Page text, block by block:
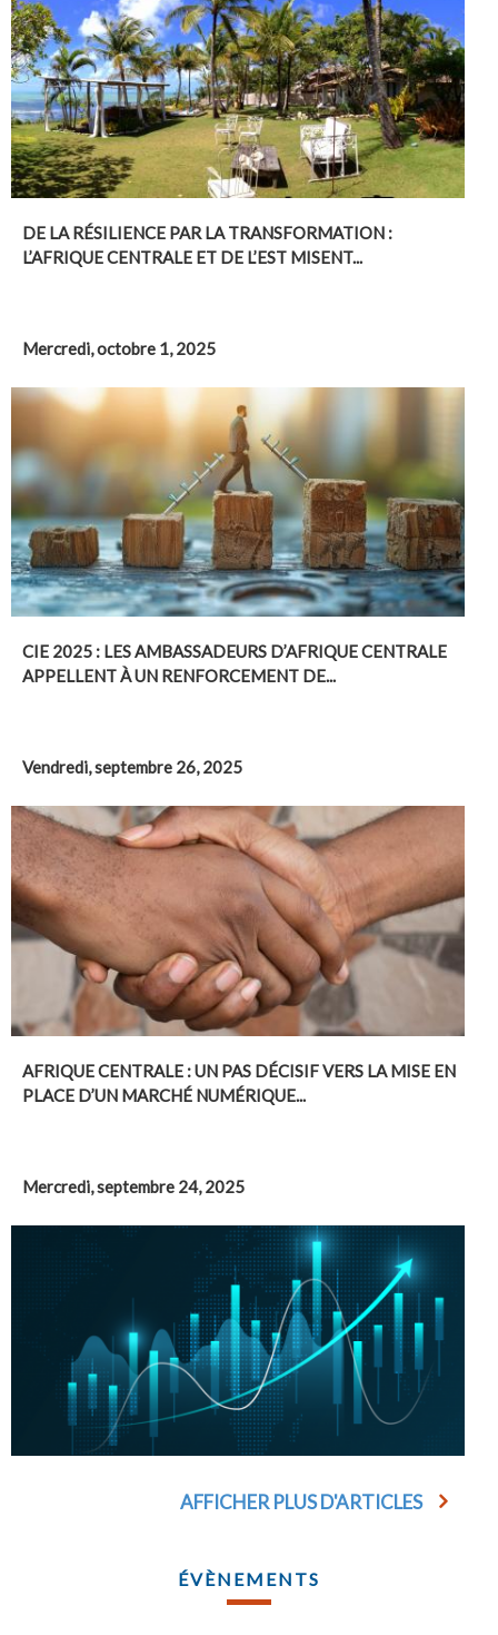
DE LA RÉSILIENCE PAR LA TRANSFORMATION :
L’AFRIQUE CENTRALE ET DE L’EST MISENT...
Mercredi, octobre 1, 2025
CIE 2025 : LES AMBASSADEURS D’AFRIQUE CENTRALE
APPELLENT À UN RENFORCEMENT DE...
Vendredi, septembre 26, 2025
AFRIQUE CENTRALE : UN PAS DÉCISIF VERS LA MISE EN
PLACE D’UN MARCHÉ NUMÉRIQUE...
Mercredi, septembre 24, 2025
AFFICHER PLUS D'ARTICLES
ÉVÈNEMENTS